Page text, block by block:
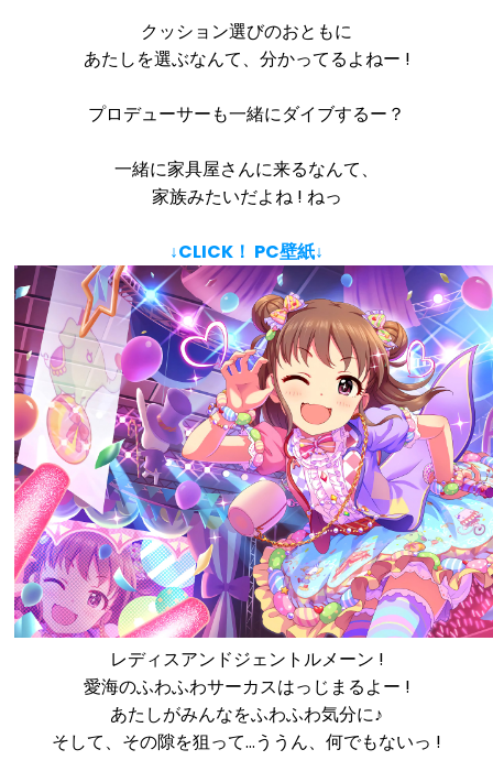
クッション選びのおともに
あたしを選ぶなんて、分かってるよねー !
プロデューサーも一緒にダイブするー？
一緒に家具屋さんに来るなんて、
家族みたいだよね ! ねっ
↓CLICK！ PC壁紙↓
レディスアンドジェントルメーン !
愛海のふわふわサーカスはっじまるよー !
あたしがみんなをふわふわ気分に♪
そして、その隙を狙って…ううん、何でもないっ !